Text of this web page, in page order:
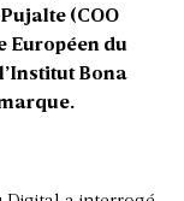
(COO
Européen du
Bona